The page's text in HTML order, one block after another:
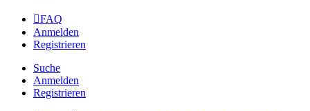
FAQ
Anmelden
Registrieren
Suche
Anmelden
Registrieren